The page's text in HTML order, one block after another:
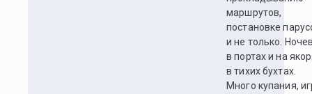
маршрутов,
постановке
и не только.
в портах и на
в тихих бухтах.
Много купания,